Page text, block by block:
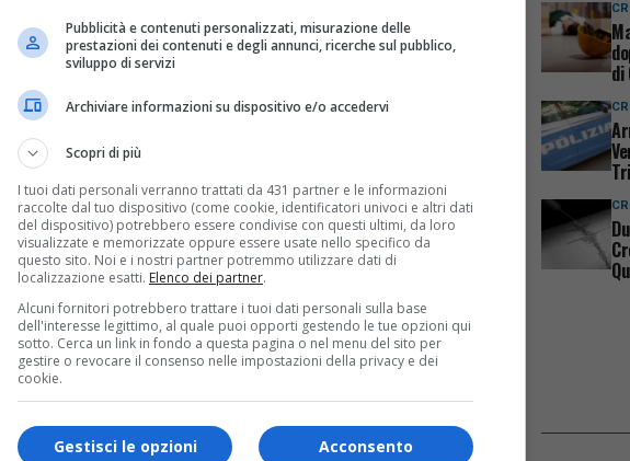
Musiche dal Mondo
Aly Keita & Hamid Drake, Fabrizio Bosso e
Luciano Biondini i big attesi in questa edizione
di
Pubblicità e contenuti personalizzati, misurazione delle
prestazioni dei contenuti e degli annunci, ricerche sul pubblico,
sviluppo di servizi
Archiviare informazioni su dispositivo e/o accedervi
Scopri di più
I tuoi dati personali verranno trattati da 431 partner e le informazioni
raccolte dal tuo dispositivo (come cookie, identificatori univoci e altri dati
del dispositivo) potrebbero essere condivise con questi ultimi, da loro
visualizzate e memorizzate oppure essere usate nello specifico da
questo sito. Noi e i nostri partner potremmo utilizzare dati di
localizzazione esatti. Elenco dei partner.
Alcuni fornitori potrebbero trattare i tuoi dati personali sulla base
dell'interesse legittimo, al quale puoi opporti gestendo le tue opzioni qui
sotto. Cerca un link in fondo a questa pagina o nel menu del sito per
gestire o revocare il consenso nelle impostazioni della privacy e dei
cookie.
Acconsento
Gestisci le opzioni